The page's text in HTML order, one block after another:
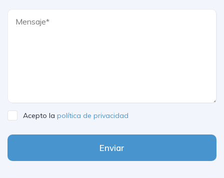
Acepto la política de privacidad
Enviar